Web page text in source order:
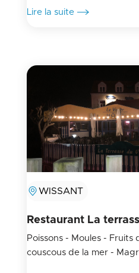
Lire la suite
WISSANT
Restaurant La
Poissons - Moules - Fruits
couscous de la mer -